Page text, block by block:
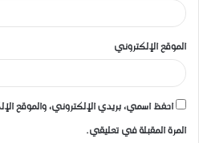
الموقع الإلكتروني
احفظ اسمي، بريدي الإلكتروني، والموقع
المرة المقبلة في تعليقي.